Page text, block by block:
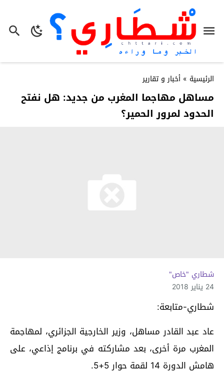
الرئيسية » أخبار و تقارير
مساهل مهاجما المغرب من جديد: هل نفتح
الحدود لمرور الحمير؟
شطاري "خاص"
24 يناير 2018
شطاري-متابعة:
عاد عبد القادر مساهل، وزير الخارجية الجزائري، لمهاجمة
المغرب مرة أخرى، بعد مشاركته في برنامج إذاعي، على
هامش الدورة 14 لقمة حوار 5+5.